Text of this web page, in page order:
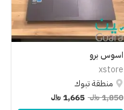
اسوس برو
xstore
منطقة تبوك
1,850﷼ 1,665﷼